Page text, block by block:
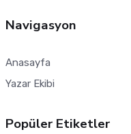
Navigasyon
Anasayfa
Yazar Ekibi
Popüler Etiketler